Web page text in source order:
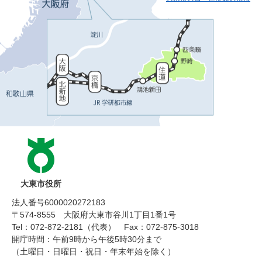
大東市役所
法人番号6000020272183
〒574-8555 大阪府大東市谷川1丁目1番1号
Tel：072-872-2181（代表）
Fax：072-875-3018
開庁時間：午前9時から午後5時30分まで
（土曜日・日曜日・祝日・年末年始を除く）